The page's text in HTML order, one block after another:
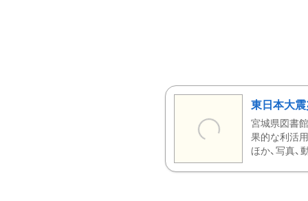
東日本大
宮城県図書
果的な利活
ほか、写真、